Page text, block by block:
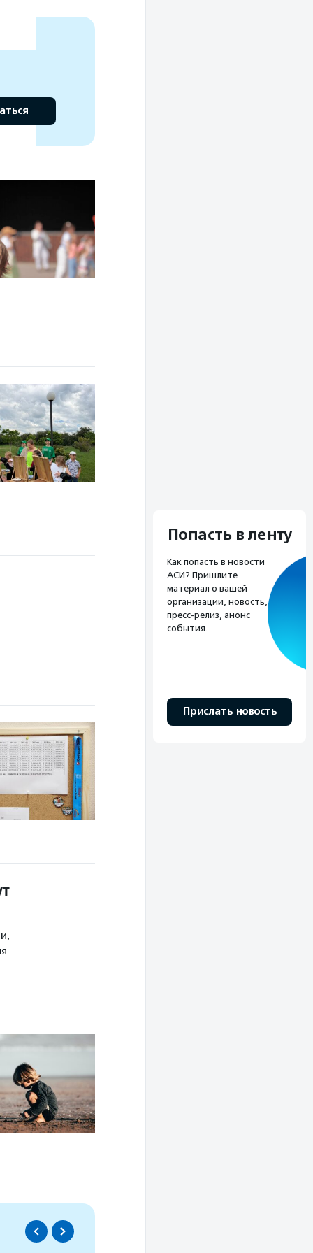
Попасть в ленту
Как попасть в новости
АСИ? Пришлите
материал о вашей
организации, новость,
пресс-релиз, анонс
события.
Прислать новость